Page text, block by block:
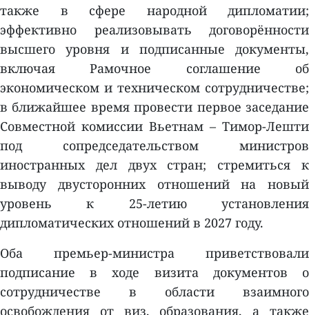
также в сфере народной дипломатии;
эффективно реализовывать договорённости
высшего уровня и подписанные документы,
включая Рамочное соглашение об
экономическом и техническом сотрудничестве;
в ближайшее время провести первое заседание
Совместной комиссии Вьетнам – Тимор-Лешти
под сопредседательством министров
иностранных дел двух стран; стремиться к
выводу двусторонних отношений на новый
уровень к 25-летию установления
дипломатических отношений в 2027 году.
Оба премьер-министра приветствовали
подписание в ходе визита документов о
сотрудничестве в области взаимного
освобождения от виз, образования, а также